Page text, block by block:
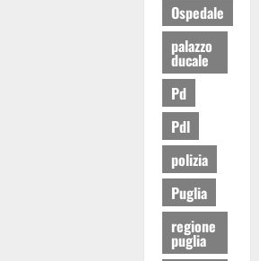
Ospedale
palazzo
ducale
Pd
Pdl
polizia
Puglia
regione
puglia